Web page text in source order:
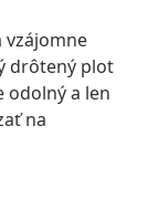
vzájomne
drôtený plot
odolný a len
na